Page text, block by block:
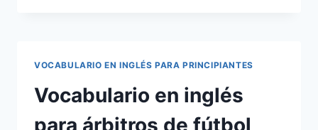
INGLÉS)
VOCABULARIO EN INGLÉS PARA PRINCIPIANTES
Vocabulario en inglés
para árbitros de fútbol